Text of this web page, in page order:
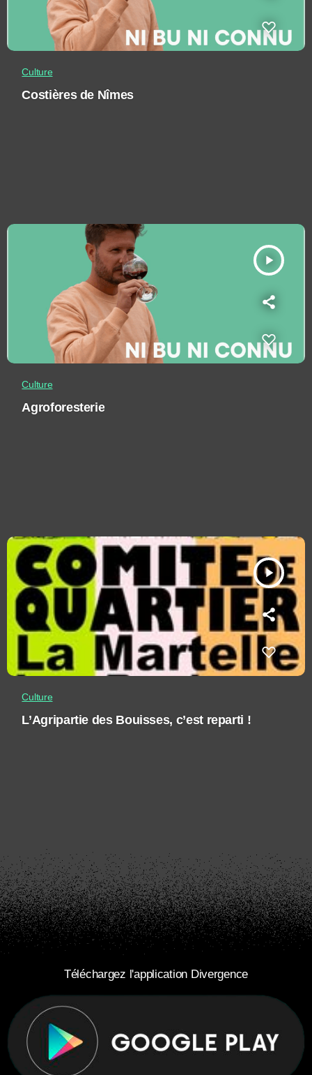
Culture
Costières de Nîmes
play_arrow
Culture
Agroforesterie
play_arrow
Culture
L’Agripartie des Bouisses, c’est reparti !
Téléchargez l'application Divergence